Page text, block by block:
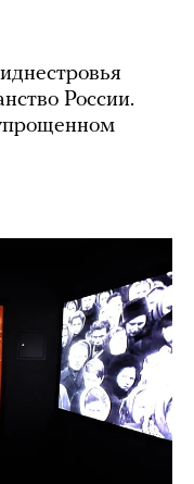
России.